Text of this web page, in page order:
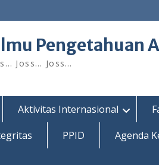
Pengetahuan
Joss… Joss…
Aktivitas Internasional
PPID Agenda